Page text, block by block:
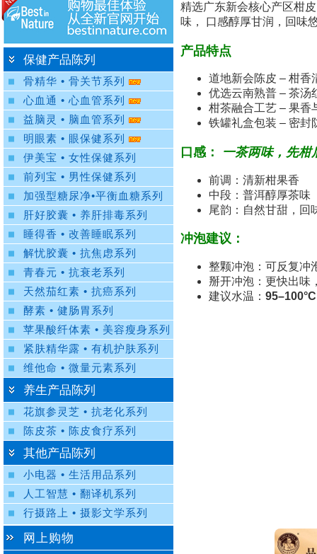
精选广东新会核心产区柑皮
味， 口感醇厚甘润，回味
产品特点
道地新会陈皮 – 柑香
优选云南熟普 – 茶汤
柑茶融合工艺 – 果香
铁罐礼盒包装 – 密封
口感： 一茶两味，先柑
前调 ：清新柑果香
中段 ：普洱醇厚茶味
尾韵 ：自然甘甜，回
冲泡建议：
整颗冲泡：可反复冲
掰开冲泡：更快出味
建议水温：
保健产品陈列
骨精华 • 骨关节系列
心血通 • 心血管系列
益脑灵 • 脑血管系列
明眼素 • 眼保健系列
伊美宝 • 女性保健系列
前列宝 • 男性保健系列
加强型糖尿净•平衡血糖系列
肝好胶囊 • 养肝排毒系列
睡得香 • 改善睡眠系列
解忧胶囊 • 抗焦虑系列
青春元 • 抗衰老系列
天然茄红素 • 抗癌系列
酵素 • 健肠胃系列
苹果酸纤体素 • 美容瘦身系列
紧肤精华露 • 有机护肤系列
维他命 • 微量元素系列
养生产品陈列
花旗参灵芝 • 抗老化系列
陈皮茶 • 陈皮食疗系列
其他产品陈列
小电器 • 生活用品系列
人工智慧 • 翻译机系列
行摄路上 • 摄影文学系列
网上购物